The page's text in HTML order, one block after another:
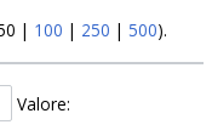
| 100 | 250 | 500).
Valore: